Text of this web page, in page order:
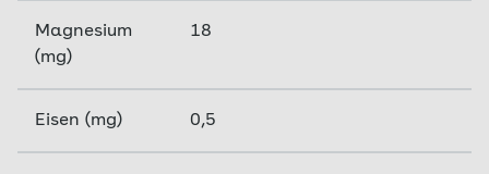
Magnesium
(mg)
18
Eisen (mg) 0,5